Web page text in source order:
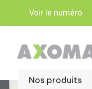
Voir le numéro